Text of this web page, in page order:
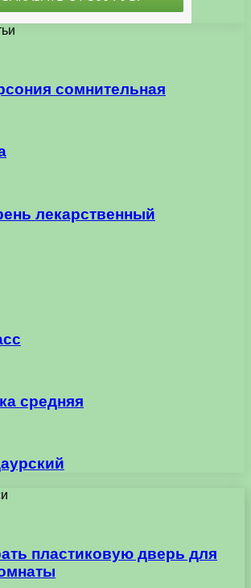
сомнительная
лекарственный
средняя
пластиковую дверь для